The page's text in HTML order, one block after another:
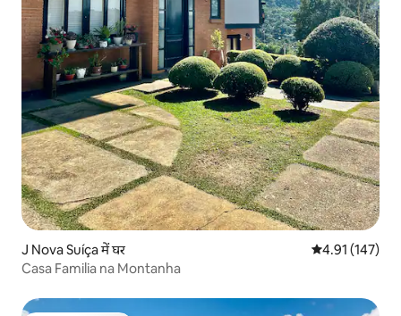
J Nova Suíça में घर औसत रेटिंग 5 में से
4.91 (147)
Casa Familia na Montanha